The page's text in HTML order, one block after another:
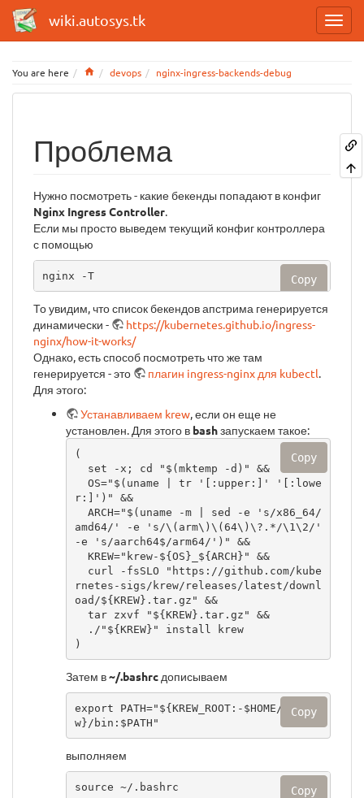
wiki.autosys.tk
You are here Homedevops nginx-ingress-backends-debug
Проблема
Нужно посмотреть - какие бекенды попадают в конфиг
Nginx Ingress Controller.
Если мы просто выведем текущий конфиг контроллера
с помощью
nginx -T Copy
То увидим, что список бекендов апстрима генерируется
динамически -
https://kubernetes.github.io/ingress-
nginx/how-it-works/
Однако, есть способ посмотреть что же там
генерируется - это
плагин ingress-nginx для kubectl.
Для этого:
Устанавливаем krew, если он еще не
установлен. Для этого в bashзапускаем такое:
(
r:]')" &&
amd64/' -e 's/\(arm\)\(64\)\?.*/\1\2/'
-e 's/aarch64$/arm64/')" &&
rnetes-sigs/krew/releases/latest/downl
oad/${KREW}.tar.gz" &&
)
Copy
Затем в~/.bashrc дописываем
export PATH="${KREW_ROOT:-$HOME/.kre
w}/bin:$PATH"
Copy
выполняем
source ~/.bashrc Copy